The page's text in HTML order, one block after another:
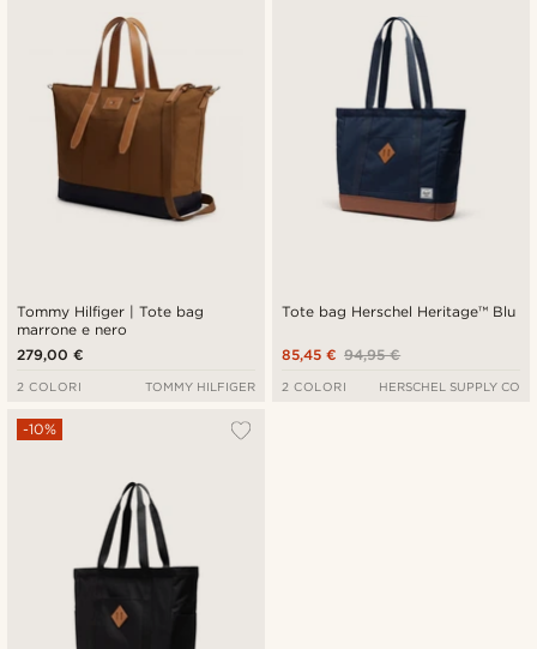
Tommy Hilfiger | Tote bag
marrone e nero
279,00 €
2 COLORI TOMMY HILFIGER
Tote bag Herschel Heritage™ Blu
94,95 €
85,45 €
2 COLORI HERSCHEL SUPPLY CO
-10%